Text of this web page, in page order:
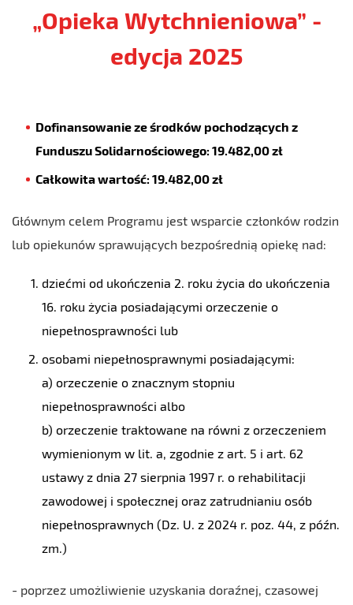
„Opieka Wytchnieniowa” -
edycja 2025
Dofinansowanie ze środków pochodzących z
Funduszu Solidarnościowego: 19.482,00 zł
Całkowita wartość: 19.482,00 zł
Głównym celem Programu jest wsparcie członków rodzin
lub opiekunów sprawujących bezpośrednią opiekę nad:
dziećmi od ukończenia 2. roku życia do ukończenia
16. roku życia posiadającymi orzeczenie o
niepełnosprawności lub
osobami niepełnosprawnymi posiadającymi:
a) orzeczenie o znacznym stopniu
niepełnosprawności albo
b) orzeczenie traktowane na równi z orzeczeniem
wymienionym w lit. a, zgodnie z art. 5 i art. 62
ustawy z dnia 27 sierpnia 1997 r. o rehabilitacji
zawodowej i społecznej oraz zatrudnianiu osób
niepełnosprawnych (Dz. U. z 2024 r. poz. 44, z późn.
zm.)
- poprzez umożliwienie uzyskania doraźnej, czasowej